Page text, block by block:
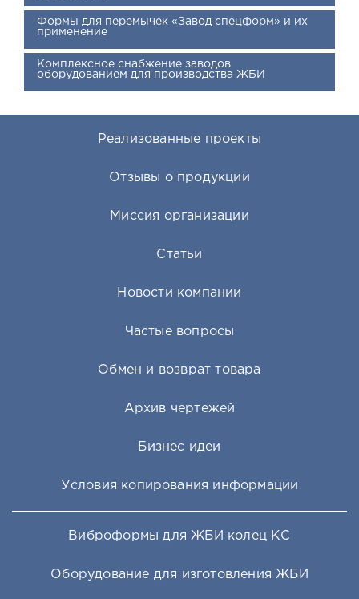
Формы для перемычек «Завод спецформ» и их
применение
Комплексное снабжение заводов
оборудованием для производства ЖБИ
Реализованные проекты
Отзывы о продукции
Миссия организации
Статьи
Новости компании
Частые вопросы
Обмен и возврат товара
Архив чертежей
Бизнес идеи
Условия копирования информации
Виброформы для ЖБИ колец КС
Оборудование для изготовления ЖБИ